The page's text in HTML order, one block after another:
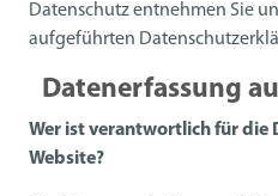
Datenschutz entnehmen Sie
aufgeführten
Datenerfassung
Wer ist verantwortlich für die
Website?